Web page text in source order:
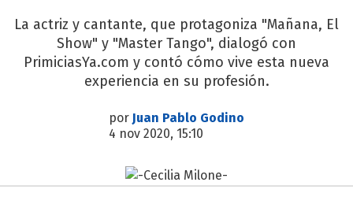
La actriz y cantante, que protagoniza "Mañana, El
Show" y "Master Tango", dialogó con
PrimiciasYa.com y contó cómo vive esta nueva
experiencia en su profesión.
por Juan Pablo Godino
4 nov 2020, 15:10